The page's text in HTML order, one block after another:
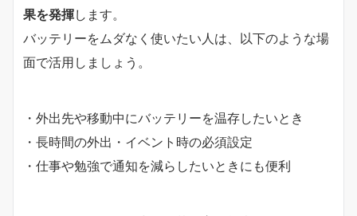
果を発揮します。
バッテリーをムダなく使いたい人は、以下のような場
面で活用しましょう。
・外出先や移動中にバッテリーを温存したいとき
・長時間の外出・イベント時の必須設定
・仕事や勉強で通知を減らしたいときにも便利